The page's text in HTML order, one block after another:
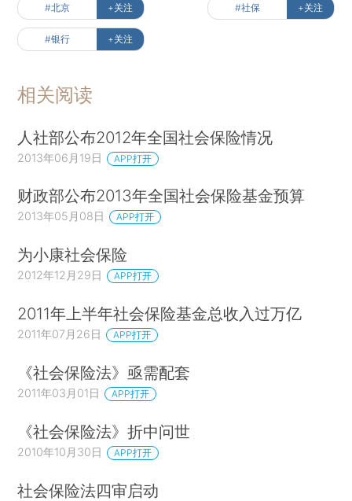
#北京 +关注 #社保 +关注
#银行 +关注
相关阅读
人社部公布2012年全国社会保险情况
2013年06月19日 APP打开
财政部公布2013年全国社会保险基金预算
2013年05月08日 APP打开
为小康社会保险
2012年12月29日 APP打开
2011年上半年社会保险基金总收入过万亿
2011年07月26日 APP打开
《社会保险法》亟需配套
2011年03月01日 APP打开
《社会保险法》折中问世
2010年10月30日 APP打开
社会保险法四审启动